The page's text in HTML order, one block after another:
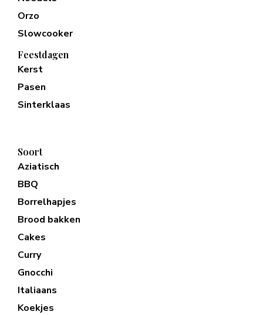
Orzo
Slowcooker
Feestdagen
Kerst
Pasen
Sinterklaas
Soort
Aziatisch
BBQ
Borrelhapjes
Brood bakken
Cakes
Curry
Gnocchi
Italiaans
Koekjes